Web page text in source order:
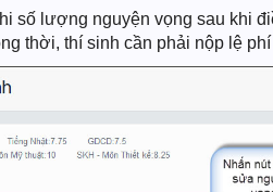
số lượng nguyện vọng sau khi
thời, thí sinh cần phải nộp lệ